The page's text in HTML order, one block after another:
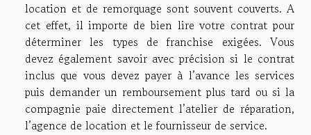
location et de remorquage sont souvent couverts. A
cet effet, il importe de bien lire votre contrat pour
déterminer les types de franchise exigées. Vous
devez également savoir avec précision si le contrat
inclus que vous devez payer à l’avance les services
puis demander un remboursement plus tard ou si la
compagnie paie directement l’atelier de réparation,
l’agence de location et le fournisseur de service.